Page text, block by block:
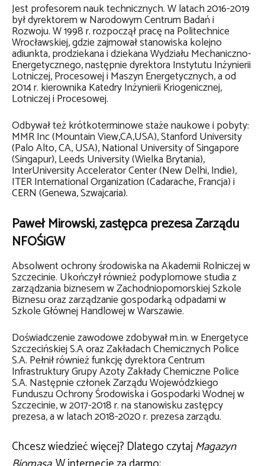
Jest profesorem nauk technicznych. W latach 2016-2019
był dyrektorem w Narodowym Centrum Badań i
Rozwoju. W 1998 r. rozpoczął pracę na Politechnice
Wrocławskiej, gdzie zajmował stanowiska kolejno
adiunkta, prodziekana i dziekana Wydziału Mechaniczno-
Energetycznego, następnie dyrektora Instytutu Inżynierii
Lotniczej, Procesowej i Maszyn Energetycznych, a od
2014 r. kierownika Katedry Inżynierii Kriogenicznej,
Lotniczej i Procesowej.
Odbywał też krótkoterminowe staże naukowe i pobyty:
MMR Inc (Mountain View,CA,USA), Stanford University
(Palo Alto, CA, USA), National University of Singapore
(Singapur), Leeds University (Wielka Brytania),
InterUniversity Accelerator Center (New Delhi, Indie),
ITER International Organization (Cadarache, Francja) i
CERN (Genewa, Szwajcaria).
Paweł Mirowski, zastępca prezesa Zarządu
NFOŚiGW
Absolwent ochrony środowiska na Akademii Rolniczej w
Szczecinie. Ukończył również podyplomowe studia z
zarządzania biznesem w Zachodniopomorskiej Szkole
Biznesu oraz zarządzanie gospodarką odpadami w
Szkole Głównej Handlowej w Warszawie.
Doświadczenie zawodowe zdobywał m.in. w Energetyce
Szczecińskiej S.A oraz Zakładach Chemicznych Police
S.A. Pełnił również funkcję dyrektora Centrum
Infrastruktury Grupy Azoty Zakłady Chemiczne Police
S.A. Następnie członek Zarządu Wojewódzkiego
Funduszu Ochrony Środowiska i Gospodarki Wodnej w
Szczecinie, w 2017-2018 r. na stanowisku zastępcy
prezesa, a w latach 2018-2020 r. prezesa zarządu.
Chcesz wiedzieć więcej? Dlatego czytajMagazyn